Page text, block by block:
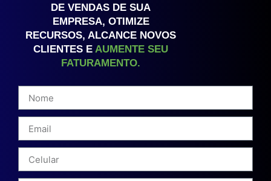
DE VENDAS DE SUA
EMPRESA, OTIMIZE
RECURSOS, ALCANCE NOVOS
CLIENTES E AUMENTE SEU
FATURAMENTO.